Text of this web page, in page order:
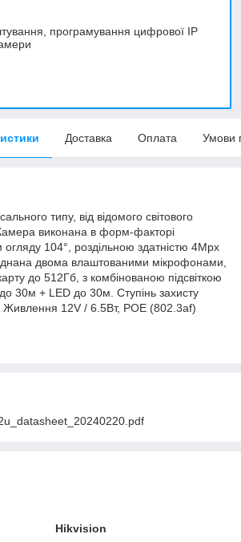
програмування цифрової ІР
Доставка Оплата Умови
типу, від відомого світового
виконана в форм-факторі
огляду 104°, роздільною здатністю 4Mpx
двома влаштованими мікрофонами,
до 512Гб, з комбінованою підсвіткою
до 30м + LED до 30м. Ступінь захисту
Живлення 12V / 6.5Вт, РОЕ (802.3af)
Hikvision